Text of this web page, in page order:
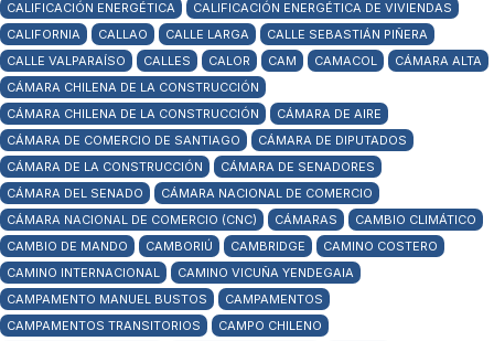
CALIFICACIÓN ENERGÉTICA
CALIFICACIÓN ENERGÉTICA DE VIVIENDAS
CALIFORNIA
CALLAO CALLE LARGA
CALLE SEBASTIÁN PIÑERA
CALLE VALPARAÍSO
CALLES CALOR CAM CAMACOL
CÁMARA ALTA
CÁMARA CHILENA DE LA CONSTRUCCIÓN
CÁMARA CHILENA DE LA CONSTRUCCIÓN
CÁMARA DE AIRE
CÁMARA DE COMERCIO DE SANTIAGO
CÁMARA DE DIPUTADOS
CÁMARA DE LA CONSTRUCCIÓN
CÁMARA DE SENADORES
CÁMARA DEL SENADO
CÁMARA NACIONAL DE COMERCIO
CÁMARA NACIONAL DE COMERCIO (CNC)
CÁMARAS
CAMBIO CLIMÁTICO
CAMBIO DE MANDO
CAMBORIÚ CAMBRIDGE
CAMINO COSTERO
CAMINO INTERNACIONAL
CAMINO VICUÑA YENDEGAIA
CAMPAMENTO MANUEL BUSTOS
CAMPAMENTOS
CAMPAMENTOS TRANSITORIOS
CAMPO CHILENO